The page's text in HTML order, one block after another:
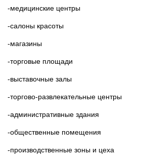
-медицинские центры
-салоны красоты
-магазины
-торговые площади
-выставочные залы
-торгово-развлекательные центры
-административные здания
-общественные помещения
-производственные зоны и цеха